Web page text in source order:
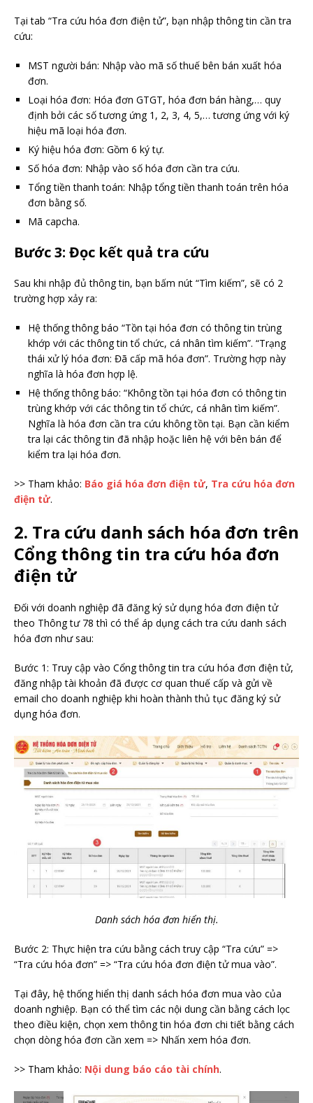
Tại tab “Tra cứu hóa đơn điện tử”, bạn nhập thông tin cần tra
cứu:
MST người bán: Nhập vào mã số thuế bên bán xuất hóa
đơn.
Loại hóa đơn: Hóa đơn GTGT, hóa đơn bán hàng,… quy
định bởi các số tương ứng 1, 2, 3, 4, 5,… tương ứng với ký
hiệu mã loại hóa đơn.
Ký hiệu hóa đơn: Gồm 6 ký tự.
Số hóa đơn: Nhập vào số hóa đơn cần tra cứu.
Tổng tiền thanh toán: Nhập tổng tiền thanh toán trên hóa
đơn bằng số.
Mã capcha.
Bước 3: Đọc kết quả tra cứu
Sau khi nhập đủ thông tin, bạn bấm nút “Tìm kiếm”, sẽ có 2
trường hợp xảy ra:
Hệ thống thông báo “Tồn tại hóa đơn có thông tin trùng
khớp với các thông tin tổ chức, cá nhân tìm kiếm”. “Trạng
thái xử lý hóa đơn: Đã cấp mã hóa đơn”. Trường hợp này
nghĩa là hóa đơn hợp lệ.
Hệ thống thông báo: “Không tồn tại hóa đơn có thông tin
trùng khớp với các thông tin tổ chức, cá nhân tìm kiếm”.
Nghĩa là hóa đơn cần tra cứu không tồn tại. Bạn cần kiểm
tra lại các thông tin đã nhập hoặc liên hệ với bên bán để
kiểm tra lại hóa đơn.
>> Tham khảo: Báo giá hóa đơn điện tử, Tra cứu hóa đơn
điện tử.
2. Tra cứu danh sách hóa đơn trên
Cổng thông tin tra cứu hóa đơn
điện tử
Đối với doanh nghiệp đã đăng ký sử dụng hóa đơn điện tử
theo Thông tư 78 thì có thể áp dụng cách tra cứu danh sách
hóa đơn như sau:
Bước 1: Truy cập vào Cổng thông tin tra cứu hóa đơn điện tử,
đăng nhập tài khoản đã được cơ quan thuế cấp và gửi về
email cho doanh nghiệp khi hoàn thành thủ tục đăng ký sử
dụng hóa đơn.
Danh sách hóa đơn hiển thị.
Bước 2: Thực hiện tra cứu bằng cách truy cập “Tra cứu” =>
“Tra cứu hóa đơn” => “Tra cứu hóa đơn điện tử mua vào”.
Tại đây, hệ thống hiển thị danh sách hóa đơn mua vào của
doanh nghiệp. Bạn có thể tìm các nội dung cần bằng cách lọc
theo điều kiện, chọn xem thông tin hóa đơn chi tiết bằng cách
chọn dòng hóa đơn cần xem => Nhấn xem hóa đơn.
>> Tham khảo: Nội dung báo cáo tài chính.